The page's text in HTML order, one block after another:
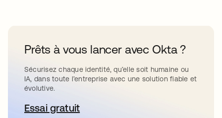
Prêts à vous lancer avec Okta ?
Sécurisez chaque identité, qu’elle soit humaine ou
IA, dans toute l’entreprise avec une solution fiable et
évolutive.
Essai gratuits’ouvre dans un nouvel onglet